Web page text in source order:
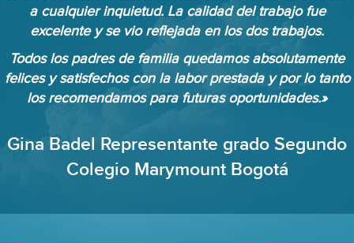
a cualquier inquietud. La calidad del trabajo fue
excelente y se vio reflejada en los dos trabajos.
Todos los padres de familia quedamos absolutamente
felices y satisfechos con la labor prestada y por lo tanto
los recomendamos para futuras oportunidades.»
Gina Badel Representante grado Segundo
Colegio Marymount Bogotá